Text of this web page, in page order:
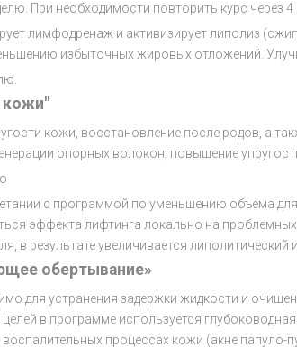
При необходимости повторить курс через 4
лимфодренаж и активизирует липолиз
избыточных жировых отложений.
кожи"
кожи, восстановление после родов, а
опорных волокон, повышение
с программой по уменьшению объема
эффекта лифтинга локально на
в результате увеличивается
обертывание»
для устранения задержки жидкости и
в программе используется
процессах кожи (акне папуло-